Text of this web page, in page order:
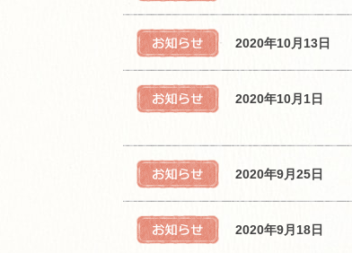
2020年10月13日
2020年10月1日
2020年9月25日
2020年9月18日